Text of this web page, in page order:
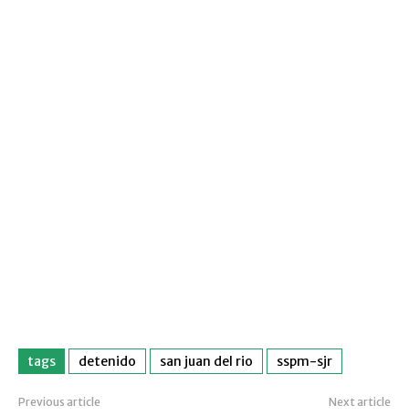
tags detenido san juan del rio sspm-sjr
Previous article Next article